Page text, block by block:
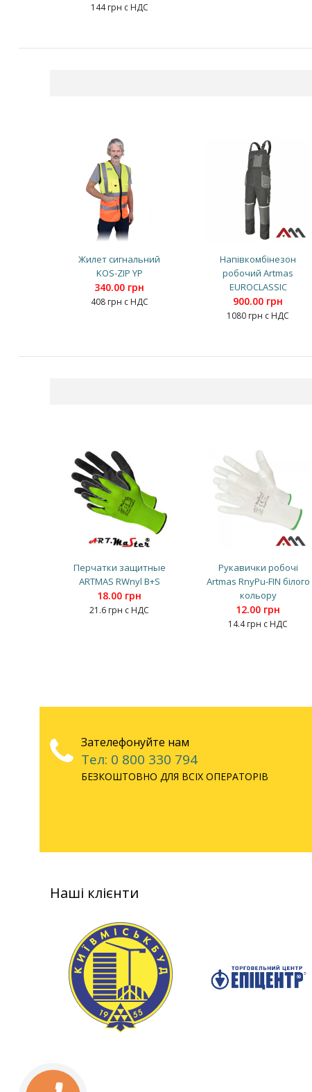
144 грн с НДС
Жилет сигнальний
KOS-ZIP YP
340.00 грн
408 грн с НДС
Напівкомбінезон
робочий Artmas
EUROCLASSIC
900.00 грн
1080 грн с НДС
Перчатки защитные
ARTMAS RWnyl B+S
18.00 грн
21.6 грн с НДС
Рукавички робочі
Artmas RnyPu-FIN білого
кольору
12.00 грн
14.4 грн с НДС
Зателефонуйте нам
Тел: 0 800 330 794
БЕЗКОШТОВНО ДЛЯ ВСІХ ОПЕРАТОРІВ
Наші клієнти